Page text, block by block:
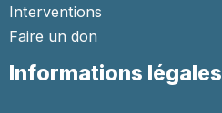
Interventions
Faire un don
Informations légales